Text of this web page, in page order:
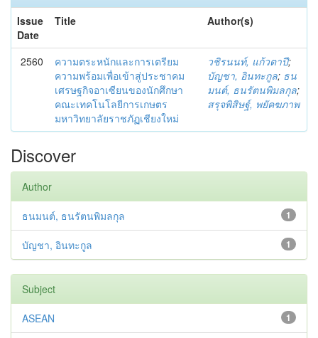
Issue
Date
Title Author(s)
2560
ความตระหนักและการเตรียม
ความพร้อมเพื่อเข้าสู่ประชาคม
เศรษฐกิจอาเซียนของนักศึกษา
คณะเทคโนโลยีการเกษตร
มหาวิทยาลัยราชภัฏเชียงใหม่
วชิรนนท์, แก้วตาปี;
บัญชา, อินทะกูล; ธน
มนต์, ธนรัตนพิมลกุล;
สรุจพิสิษฐ์, พยัคฆภาพ
Discover
Author
1
ธนมนต์, ธนรัตนพิมลกุล
1
บัญชา, อินทะกูล
Subject
1
ASEAN